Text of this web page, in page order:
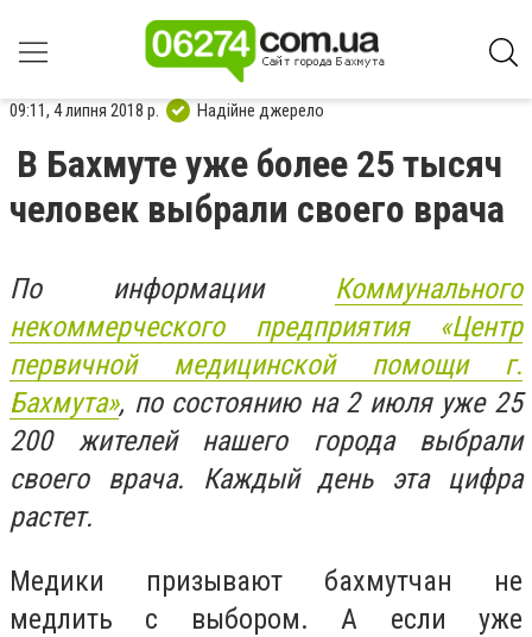
09:11, 4 липня 2018 р. Надійне джерело
В Бахмуте уже более 25 тысяч
человек выбрали своего врача
По информации Коммунального
некоммерческого предприятия «Центр
первичной медицинской помощи г.
Бахмута», по состоянию на 2 июля уже 25
200 жителей нашего города выбрали
своего врача. Каждый день эта цифра
растет.
Медики призывают бахмутчан не
медлить с выбором. А если уже